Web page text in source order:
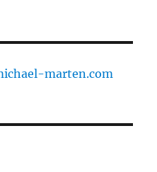
marten.com